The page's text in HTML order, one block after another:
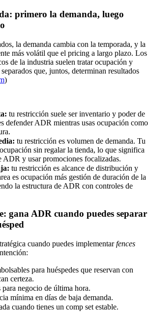
primero la demanda, luego
la demanda cambia con la temporada, y la
más volátil que el pricing a largo plazo. Los
de la industria suelen tratar ocupación y
que, juntos, determinan resultados
)
tu restricción suele ser inventario y poder de
defender ADR mientras usas ocupación como
tu restricción es volumen de demanda. Tu
sin regalar la tienda, lo que significa
ADR y usar promociones focalizadas.
tu restricción es alcance de distribución y
es ocupación más gestión de duración de la
la estructura de ADR con controles de
gana ADR cuando puedes separar
cuando puedes implementarfences
para huéspedes que reservan con
certeza.
negocio de última hora.
mínima en días de baja demanda.
cuando tienes un comp set estable.